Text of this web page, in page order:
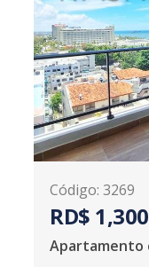
Código: 3269
RD$ 1,300